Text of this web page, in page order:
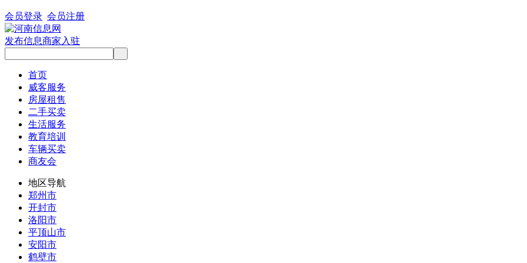
会员登录 会员注册
发布信息商家入驻
首页
威客服务
房屋租售
二手买卖
生活服务
教育培训
车辆买卖
商友会
地区导航
郑州市
开封市
洛阳市
平顶山市
安阳市
鹤壁市